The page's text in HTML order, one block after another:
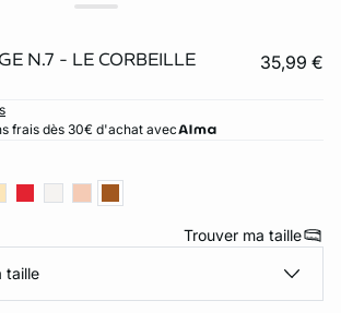
N.7 - LE CORBEILLE
35,99 €
frais dès 30€ d'achat avec
Trouver ma taille
taille